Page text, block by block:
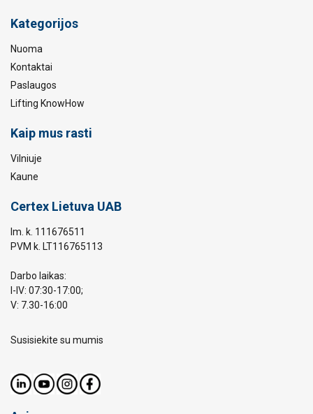
Kategorijos
Nuoma
Kontaktai
Paslaugos
Lifting KnowHow
Kaip mus rasti
Vilniuje
Kaune
Certex Lietuva UAB
Im. k. 111676511
PVM k. LT116765113
Darbo laikas:
I-IV: 07:30-17:00;
V: 7.30-16:00
Susisiekite su mumis